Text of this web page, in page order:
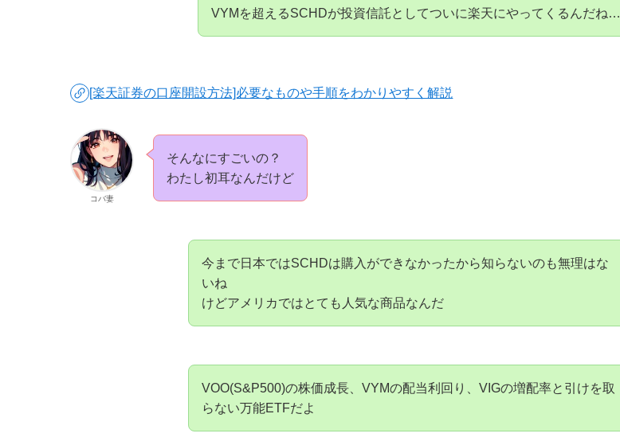
VYMを超えるSCHDが投資信託としてついに楽天にやってくるんだね…
[楽天証券の口座開設方法]必要なものや手順をわかりやすく解説
コバ妻
そんなにすごいの？
わたし初耳なんだけど
今まで日本ではSCHDは購入ができなかったから知らないのも無理はな
いね
けどアメリカではとても人気な商品なんだ
VOO(S&P500)の株価成長、VYMの配当利回り、VIGの増配率と引けを取
らない万能ETFだよ